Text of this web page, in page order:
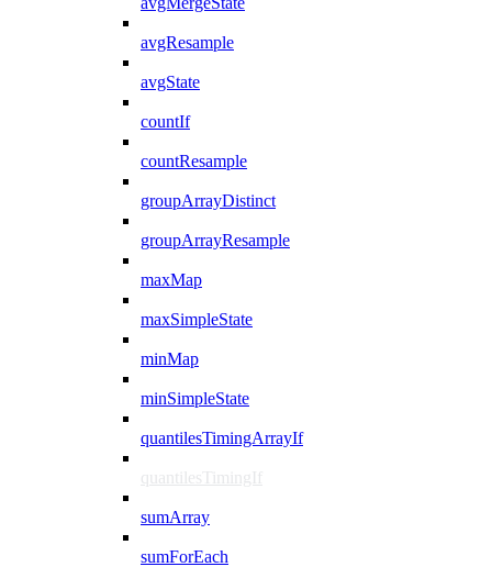
avgResample
avgState
countIf
countResample
groupArrayDistinct
groupArrayResample
maxMap
maxSimpleState
minMap
minSimpleState
quantilesTimingArrayIf
quantilesTimingIf
sumArray
sumForEach